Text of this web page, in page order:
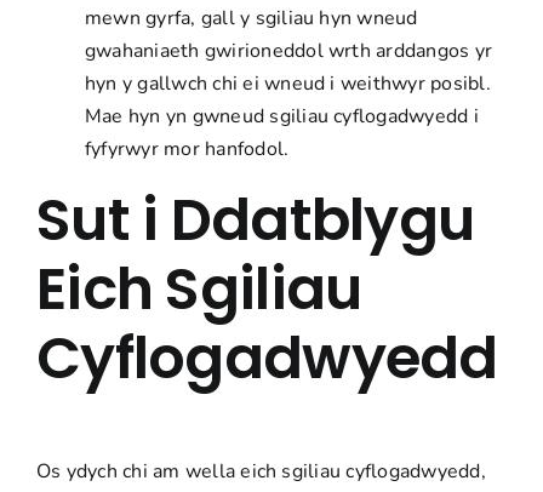
mewn gyrfa, gall y sgiliau hyn wneud
gwahaniaeth gwirioneddol wrth arddangos yr
hyn y gallwch chi ei wneud i weithwyr posibl.
Mae hyn yn gwneud sgiliau cyflogadwyedd i
fyfyrwyr mor hanfodol.
Sut i Ddatblygu
Eich Sgiliau
Cyflogadwyedd
Os ydych chi am wella eich sgiliau cyflogadwyedd,